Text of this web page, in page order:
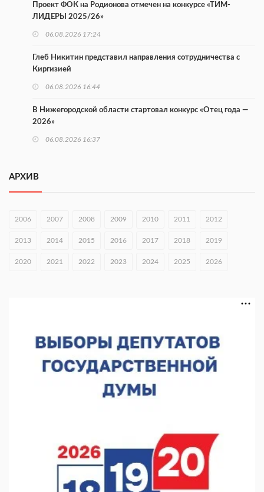
Проект ФОК на Родионова отмечен на конкурсе «ТИМ-
ЛИДЕРЫ 2025/26»
06.08.2026 17:24
Глеб Никитин представил направления сотрудничества с
Киргизией
06.08.2026 16:44
В Нижегородской области стартовал конкурс «Отец года —
2026»
06.08.2026 16:37
раза
06.08.2026 15:26
Видели ночь, бежали всю ночь... На Нижневолжской
набережной прошел необычный забег
Нижегородские хирурги выполнили трансоральную
операцию на щитовидной железе
06.08.2026 15:03
АРХИВ
2006 2007 2008 2009 2010 2011 2012
2013 2014 2015 2016 2017 2018 2019
2020 2021 2022 2023 2024 2025 2026